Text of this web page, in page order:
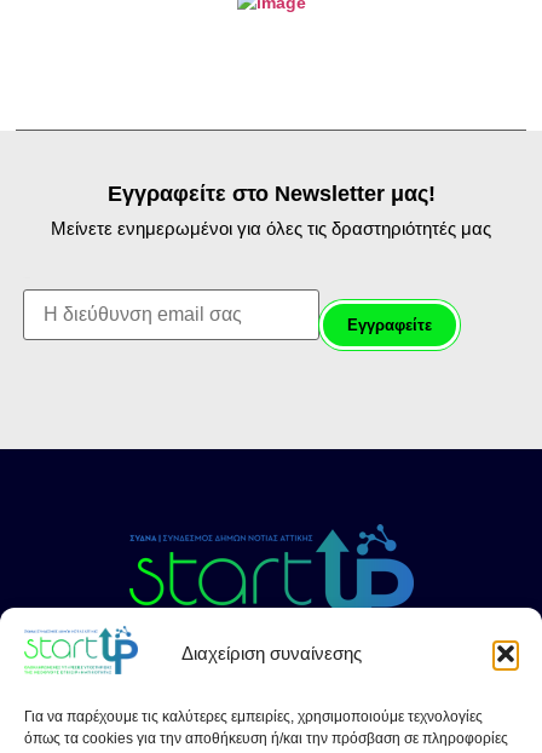
Διαχείριση συναίνεσης
Για να παρέχουμε τις καλύτερες εμπειρίες, χρησιμοποιούμε τεχνολογίες
όπως τα cookies για την αποθήκευση ή/και την πρόσβαση σε πληροφορίες
Εγγραφείτε στο Newsletter μας!
Μείνετε ενημερωμένοι για όλες τις δραστηριότητές μας
Σ.υ.Δ.Ν.Α. Startups